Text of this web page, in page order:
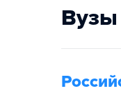
Вузы